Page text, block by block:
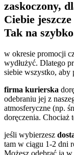
zaskoczony,
Ciebie
Tak na
w okresie promocji
wydłużyć. Dlatego
siebie wszystko, aby
firma kurierska
odebraniu jej z
atmosferyczne (np.
doręczenia. Chociaż
jeśli wybierzesz
tam w ciągu 1-2 dni